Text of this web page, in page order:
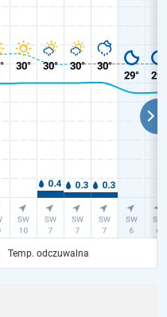
Temp. odczuwalna